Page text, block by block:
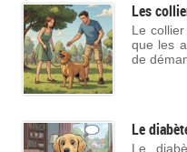
Les
Le
que les
de
Le
Le